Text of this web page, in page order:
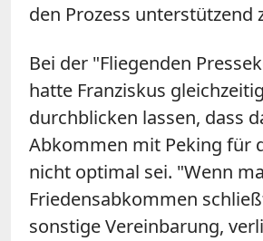
den Prozess unterstützend
Bei der "Fliegenden
hatte Franziskus gleichzeitig
durchblicken lassen, dass
Abkommen mit Peking für
nicht optimal sei. "Wenn
Friedensabkommen
sonstige Vereinbarung,